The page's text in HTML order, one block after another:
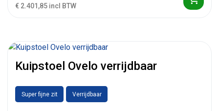
€ 2.401,85 incl BTW
Kuipstoel Ovelo verrijdbaar
Super fijne zit Verrijdbaar